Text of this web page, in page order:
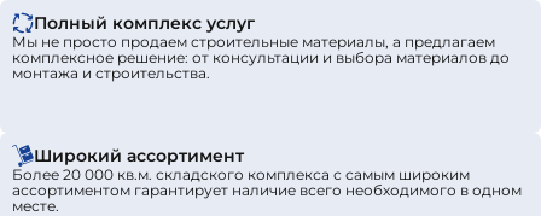
Полный комплекс услуг
Мы не просто продаем строительные материалы, а предлагаем
комплексное решение: от консультации и выбора материалов до
монтажа и строительства.
Широкий ассортимент
Более 20 000 кв.м. складского комплекса с самым широким
ассортиментом гарантирует наличие всего необходимого в одном
месте.